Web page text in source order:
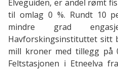
Elveguiden, er andel rømt
til omlag 0 %. Rundt 10
mindre grad
Havforskingsinstituttet sitt
mill kroner med tillegg på
Feltstasjonen i Etneelva